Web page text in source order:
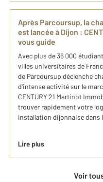
Après Parcoursup, la
est lancée à Dijon :
vous guide
Avec plus de 36 000
villes universitaires de
de Parcoursup déclenche
d'intense activité sur le
CENTURY 21 Martinot
trouver rapidement votre
installation dijonnaise dans
Lire plus
Voir